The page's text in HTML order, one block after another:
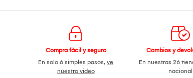
Compra fácil y seguro
En solo 6 simples pasos,ve
nuestro video
Cambios y
En nuestras 26
nacional